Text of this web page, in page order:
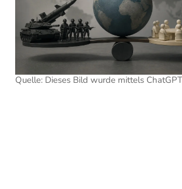
Quelle: Dieses Bild wurde mittels